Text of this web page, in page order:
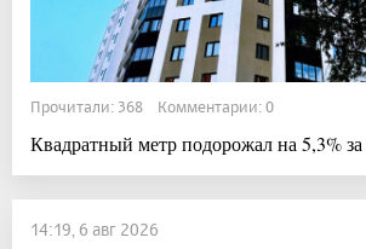
Прочитали: 368 Комментарии: 0
Квадратный метр подорожал на 5,3% за
14:19, 6 авг 2026